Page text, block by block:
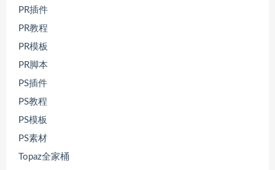
PR插件
PR教程
PR模板
PR脚本
PS插件
PS教程
PS模板
PS素材
Topaz全家桶